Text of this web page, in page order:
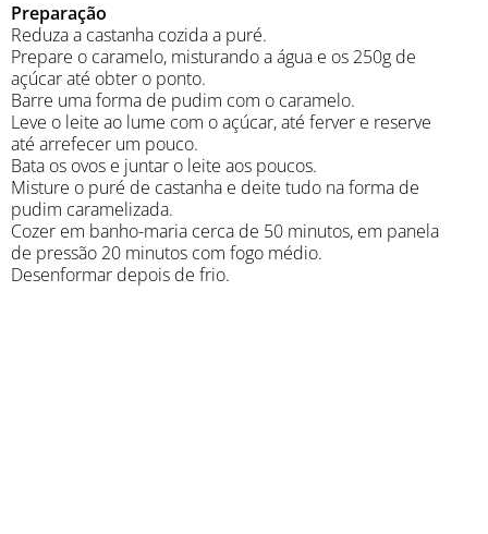
Preparação
Reduza a castanha cozida a puré.
Prepare o caramelo, misturando a água e os 250g de
açúcar até obter o ponto.
Barre uma forma de pudim com o caramelo.
Leve o leite ao lume com o açúcar, até ferver e reserve
até arrefecer um pouco.
Bata os ovos e juntar o leite aos poucos.
Misture o puré de castanha e deite tudo na forma de
pudim caramelizada.
Cozer em banho-maria cerca de 50 minutos, em panela
de pressão 20 minutos com fogo médio.
Desenformar depois de frio.